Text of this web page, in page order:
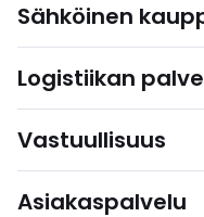
Sähköinen
Logistiikan
Vastuullisuus
Asiakaspalvelu